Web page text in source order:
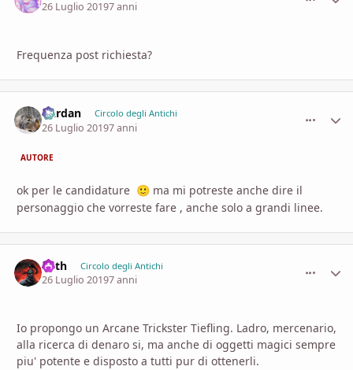
26 Luglio 20197 anni
Frequenza post richiesta?
Dardan Circolo degli Antichi
26 Luglio 20197 anni
AUTORE
ok per le candidature 🙂 ma mi potreste anche dire il
personaggio che vorreste fare , anche solo a grandi linee.
Soth Circolo degli Antichi
26 Luglio 20197 anni
Io propongo un Arcane Trickster Tiefling. Ladro, mercenario,
alla ricerca di denaro si, ma anche di oggetti magici sempre
piu' potente e disposto a tutti pur di ottenerli.